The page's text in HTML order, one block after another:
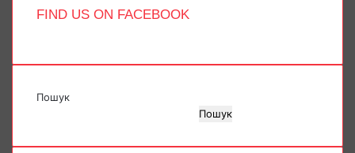
FIND US ON FACEBOOK
Пошук
Пошук